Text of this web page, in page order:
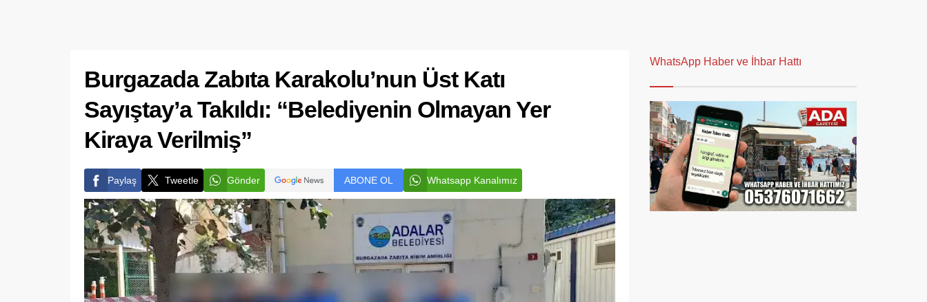
Burgazada Zabıta Karakolu’nun Üst Katı
Sayıştay’a Takıldı: “Belediyenin Olmayan Yer
Kiraya Verilmiş”
Paylaş Tweetle Gönder ABONE OL Whatsapp Kanalımız
WhatsApp Haber ve İhbar Hattı